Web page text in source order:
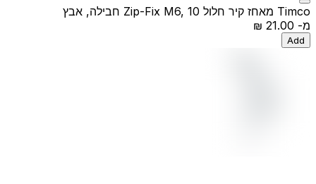
Timco מאחז קיר חלול Zip-Fix M6, 10 חבילה, אבץ
מ-
Add